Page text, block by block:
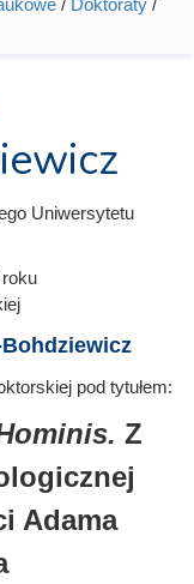
/ Doktoraty /
Uniwersytetu
roku
pod tytułem:
Z
Adama